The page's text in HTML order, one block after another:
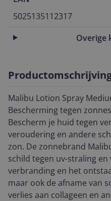
5025135112317
Overige
Malibu Lotion Spray
Bescherming tegen
Bescherm je huid tegen
veroudering en andere
zon. De zonnebrand
schild tegen uv-straling
verbranding en het
maar ook de afname van
verlies aan collageen en